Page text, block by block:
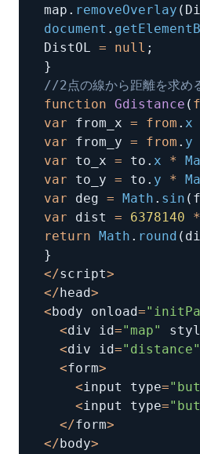
map . removeOverlay (
document .
DistOL = null ;
}
//2点の線から距離を求め
function Gdistance (
var from_x = from . x
var from_y = from . y
var to_x = to . x *
var to_y = to . y *
var deg = Math . sin (
var dist = 6378140 *
return
Math . round (
}
</script>
</ head>
< body onload=
<div id="map"
<div id="distance"
<form>
<input type=
<input type=
</form>
</ body>